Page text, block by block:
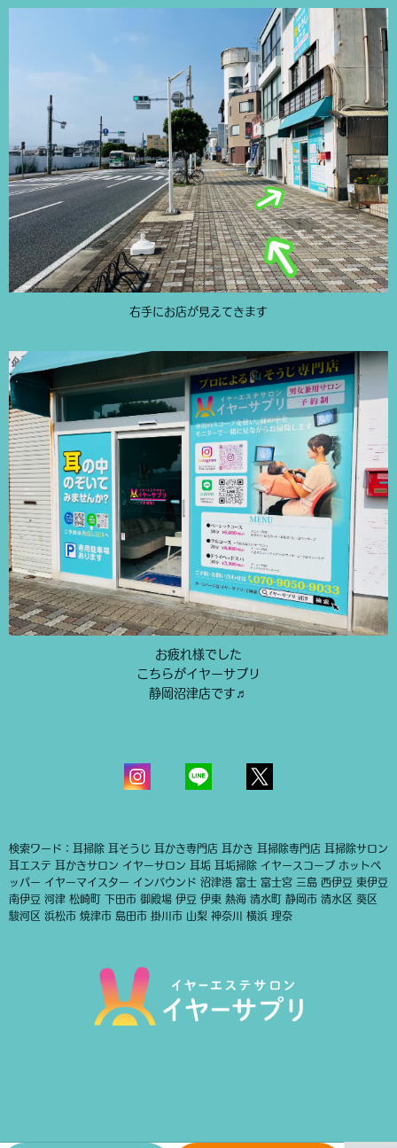
右手にお店が見えてきます
お疲れ様でした
こちらがイヤーサプリ
静岡沼津店です♬
検索ワード：耳掃除 耳そうじ 耳かき専門店 耳かき 耳掃除専門店 耳掃除サロン
耳エステ 耳かきサロン イヤーサロン 耳垢 耳垢掃除 イヤースコープ ホットペ
ッパー イヤーマイスター インバウンド 沼津港 富士 富士宮 三島 西伊豆 東伊豆
南伊豆 河津 松崎町 下田市 御殿場 伊豆 伊東 熱海 清水町 静岡市 清水区 葵区
駿河区 浜松市 焼津市 島田市 掛川市 山梨 神奈川 横浜 理奈